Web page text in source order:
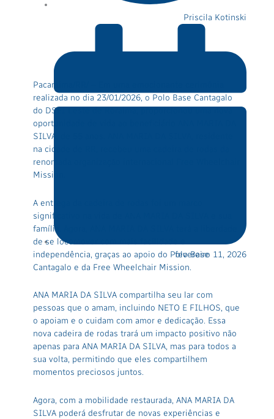
Priscila Kotinski
fevereiro 11, 2026
Pacaraima/RR/ – Em uma emocionante cerimônia
realizada no dia 23/01/2026, o Polo Base Cantagalo
do DSEI Leste de Roraima, proporcionou uma nova
oportunidade de vida ao beneficiário ANA MARIA DA
SILVA, de 55 anos. ANA MARIA DA SILVA, residente
na cidade de RR, recebeu uma cadeira de rodas da
renomada organização internacional Free Wheelchair
Mission.
A entrega da cadeira de rodas foi um marco
significativo na vida de ANA MARIA DA SILVA e sua
família. Agora, ANA MARIA DA SILVA terá a liberdade
de se locomover com mais facilidade e
independência, graças ao apoio do Polo Base
Cantagalo e da Free Wheelchair Mission.
ANA MARIA DA SILVA compartilha seu lar com
pessoas que o amam, incluindo NETO E FILHOS, que
o apoiam e o cuidam com amor e dedicação. Essa
nova cadeira de rodas trará um impacto positivo não
apenas para ANA MARIA DA SILVA, mas para todos a
sua volta, permitindo que eles compartilhem
momentos preciosos juntos.
Agora, com a mobilidade restaurada, ANA MARIA DA
SILVA poderá desfrutar de novas experiências e